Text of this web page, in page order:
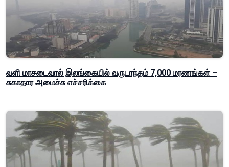
வளி மாசடைவால் இலங்கையில் வருடாந்தம் 7,000 மரணங்கள் –
சுகாதார அமைச்சு எச்சரிக்கை